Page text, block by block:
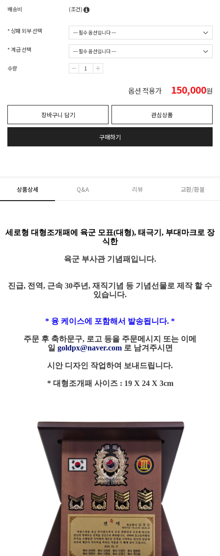
배송비
(조건)
* 상패 외부 선택
* 계급 선택
수량
옵션 적용가 150,000원
장바구니 담기 관심상품
구매하기
상품상세 Q&A 리뷰 교환/환불
세로형 대형조개패에 육군 모표(대형), 태극기, 부대마크로 장
식한
육군 부사관 기념패입니다.
진급, 전역, 근속 30주년, 재직기념 등 기념선물로 제작 할 수
있습니다.
* 융 케이스에 포함해서 발송됩니다. *
주문 후 축하문구, 로고 등을 주문메시지 또는 이메
일 goldpx@naver.com로 남겨주시면
시안 디자인 작업하여 보내드립니다.
* 대형조개패 사이즈 : 19 X 24 X 3cm